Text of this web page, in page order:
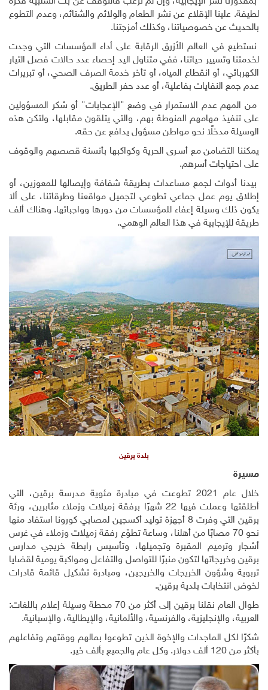
لطيفة. علينا الإقلاع عن نشر الطعام والولائم والشتائم، وعدم التطوع
بالحديث عن خصوصياتنا، وكذلك أمزجتنا.
نستطيع في العالم الأزرق الرقابة على أداء المؤسسات التي وجدت
لخدمتنا وتسيير حياتنا، ففي متناول اليد إحصاء عدد حالات فصل التيار
الكهربائي، أو انقطاع المياه، أو تأخر خدمة الصرف الصحي، أو تبريرات
عدم جمع النفايات بفاعلية، أو عدد حفر الطريق.
من المهم عدم الاستمرار في وضع "الإعجابات" أو شكر المسؤولين
على تنفيذ مهامهم المنوطة بهم، والتي يتلقون مقابلها، ولتكن هذه
الوسيلة مدخلًا نحو مواطن مسؤول يدافع عن حقه.
يمكننا التضامن مع أسـرى الحرية وكواكبها بأنسنة قصصهم والوقوف
على احتياجات أسرهم.
بيدنا أدوات لجمع مساعدات بطريقة شفافة وإيصالها للمعوزين، أو
إطلاق يوم عمل جماعي تطوعي لتجميل مواقعنا وطرقاتنا، على ألا
يكون ذلك وسيلة إعفاء للمؤسسات من دورها وواجباتها. وهناك ألف
طريقة للإيجابية في هذا العالم الوهمي.
بلدة برقين
مسيرة
خلال عام 2021 تطوعت في مبادرة مئوية مدرسة برقين، التي
أطلقتها وعملت فيها 22 شهرًا برفقة زميلات وزملاء مثابرين، ورئة
برقين التي وفرت 8 أجهزة توليد أكسجين لمصابي كورونا استفاد منها
نحو 70 مصابًا من أهلنا، وساعة تطوّع رفقة زميلات وزملاء في غرس
أشجار وترميم المقبرة وتجميلها، وتأسيس رابطة خريجي مدارس
برقين وخريجاتها لتكون منبرًا للتواصل والتفاعل ومواكبة يومية لقضايا
تربوية وشؤون الخريجات والخريجين، ومبادرة تشكيل قائمة قادرات
لخوض انتخابات بلدية برقين.
طوال العام نقلنا برقين إلى أكثر من 70 محطة وسيلة إعلام باللغات:
العربية، والإنجليزية، والفرنسية، والألمانية، والإيطالية، والإسبانية.
شكرًا لكل الماجدات والإخوة الذين تطوعوا بمالهم ووقتهم وتفاعلهم
بأكثر من 120 ألف دولار. وكل عام والجميع بألف خير.